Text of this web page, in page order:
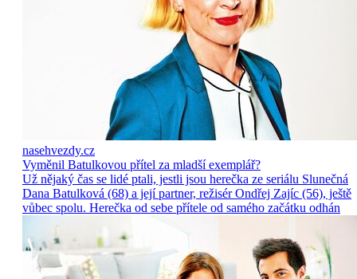
nasehvezdy.cz
Vyměnil Batulkovou přítel za mladší exemplář?
Už nějaký čas se lidé ptali, jestli jsou herečka ze seriálu Slunečná
Dana Batulková (68) a její partner, režisér Ondřej Zajíc (56), ještě
vůbec spolu. Herečka od sebe přítele od samého začátku odhán